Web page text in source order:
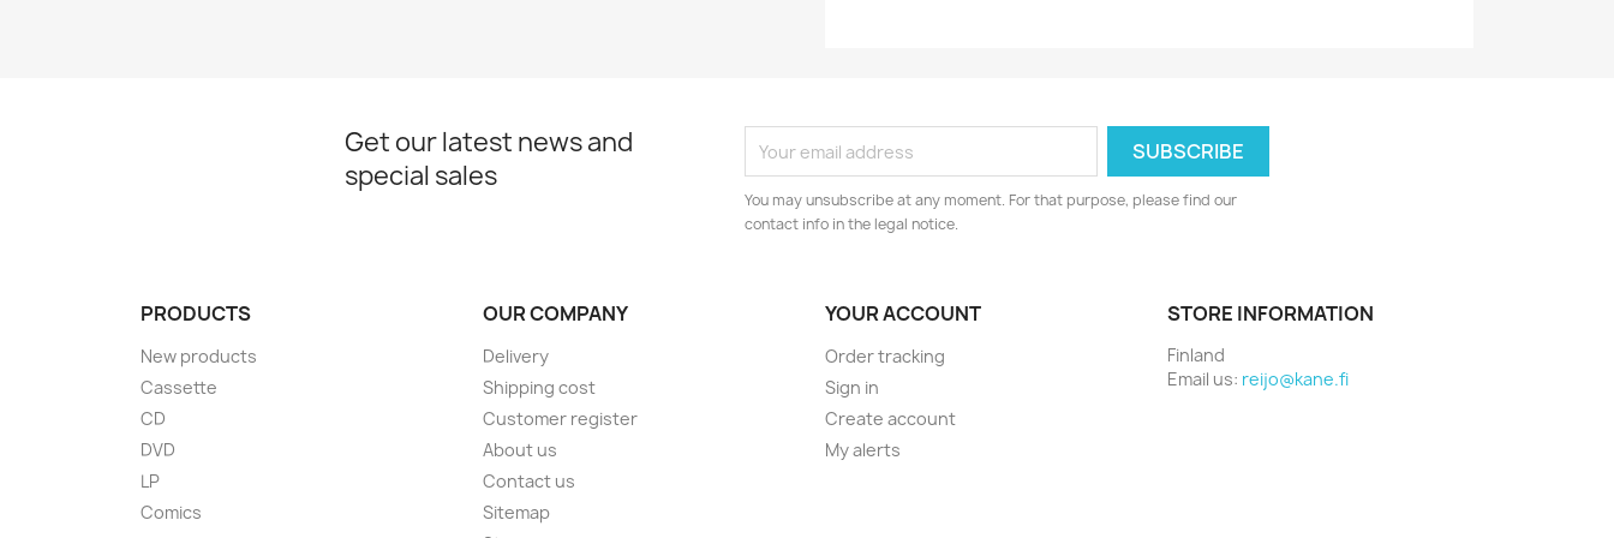
Get our latest news and
special sales
You may unsubscribe at any moment. For that purpose, please find our
contact info in the legal notice.
PRODUCTS
New products
Cassette
CD
DVD
LP
Comics
OUR COMPANY
Delivery
Shipping cost
Customer register
About us
Contact us
Sitemap
YOUR ACCOUNT
Order tracking
Sign in
Create account
My alerts
STORE INFORMATION
Finland
Email us: reijo@kane.fi